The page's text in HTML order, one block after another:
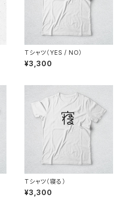
Tシャツ（YES / NO）
¥3,300
Tシャツ（寝る）
¥3,300